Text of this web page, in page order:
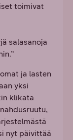
toimivat
salasanoja
ja lasten
yksi
klikata
nyt päivittää